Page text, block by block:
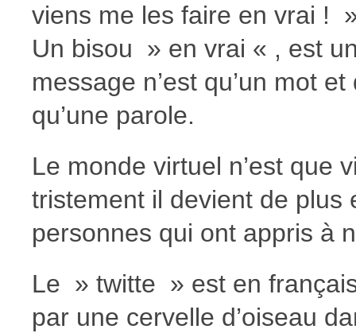
viens me les faire en vrai !
Un bisou » en vrai « , est
message n’est qu’un mot
qu’une parole.
Le monde virtuel n’est que
tristement il devient de plus
personnes qui ont appris à
Le » twitte » est en
par une cervelle d’oiseau